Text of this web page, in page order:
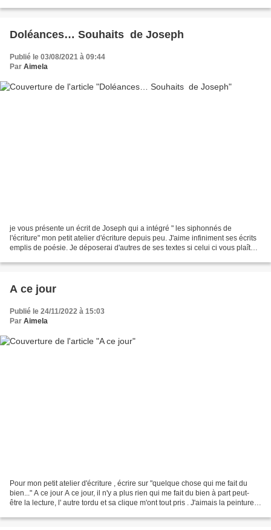
Doléances… Souhaits de Joseph
Publié le 03/08/2021 à 09:44
Par Aimela
je vous présente un écrit de Joseph qui a intégré " les siphonnés de
l'écriture" mon petit atelier d'écriture depuis peu. J'aime infiniment ses écrits
emplis de poésie. Je déposerai d'autres de ses textes si celui ci vous plaît
A ce jour
Publié le 24/11/2022 à 15:03
Par Aimela
Pour mon petit atelier d'écriture , écrire sur "quelque chose qui me fait du
bien..." A ce jour A ce jour, il n'y a plus rien qui me fait du bien à part peut-
être la lecture, l' autre tordu et sa clique m'ont tout pris . J'aimais la peinture ,